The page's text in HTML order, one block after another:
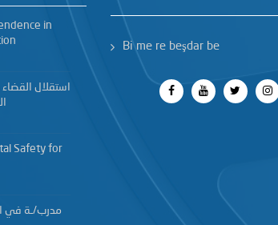
in
استقلال
Safety for
مدرب/ـة في
Bi me re beşdar be